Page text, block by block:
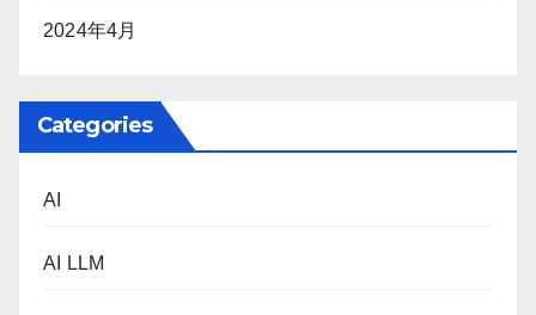
2024年4月
Categories
AI
AI LLM